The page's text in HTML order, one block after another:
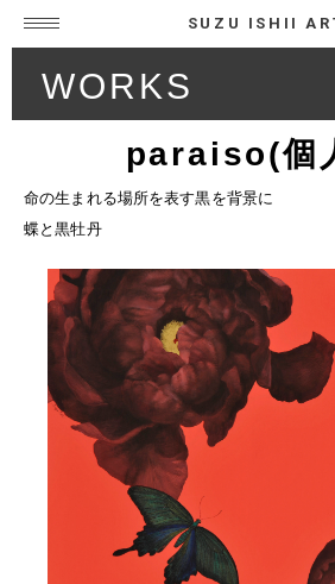
SUZU ISHII
WORKS
paraiso(個
命の生まれる場所を表す黒を背景に
蝶と黒牡丹